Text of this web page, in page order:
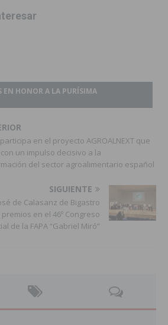
EN HONOR A LA PURÍSIMA
en el proyecto AGROALNEXT que
un impulso decisivo a la
del sector agroalimentario español
SIGUIENTE
de Calasanz de Bigastro
en el 46º Congreso
de la FAPA “Gabriel Miró”